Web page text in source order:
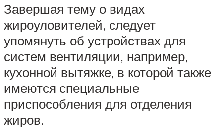
Завершая тему о видах
жироуловителей, следует
упомянуть об устройствах для
систем вентиляции, например,
кухонной вытяжке, в которой также
имеются специальные
приспособления для отделения
жиров.